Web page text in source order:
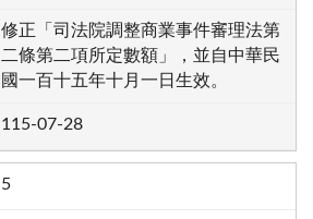
修正「司法院調整商業事件審理法第
二條第二項所定數額」，並自中華民
國一百十五年十月一日生效。
115-07-28
5